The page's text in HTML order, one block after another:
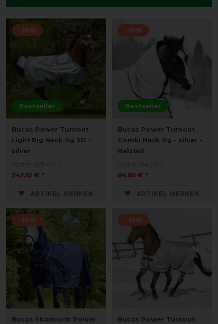
Bestseller
-10%
Bucas Power Turnout
Light Big Neck 0g SD -
silver
242,10 € *
ARTIKEL MERKEN
Bestseller
-10%
Bucas Power Turnout
Combi Neck 0g - silver -
Halsteil
84,60 € *
ARTIKEL MERKEN
-10%
Bucas Shamrock Power
-10%
Bucas Power Turnout